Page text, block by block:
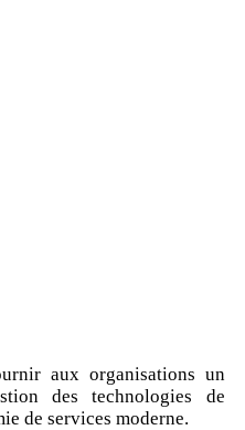
aux organisations un
des technologies de
de services moderne.